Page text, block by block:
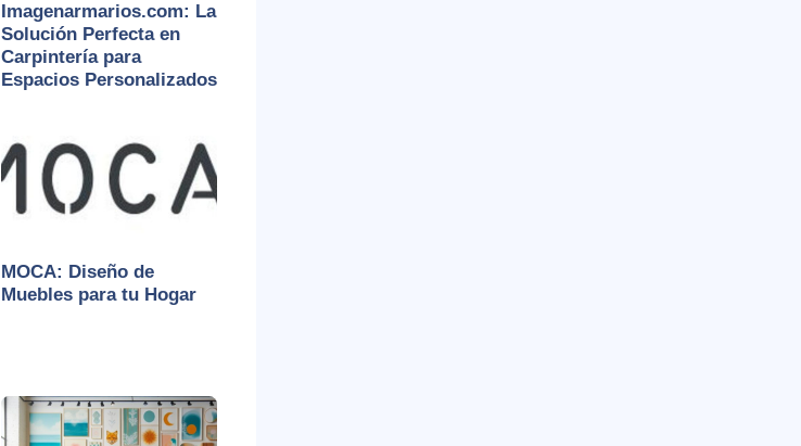
Imagenarmarios.com: La
Solución Perfecta en
Carpintería para
Espacios Personalizados
MOCA: Diseño de
Muebles para tu Hogar